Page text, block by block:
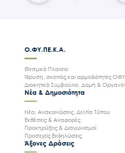
Ο.ΦΥ.ΠΕ.Κ.Α.
Θεσμικό Πλαισιο
Ίδρυση, σκοπός και αρμοδιότητες
Διοικητικό Συμβούλιο, Δομή &
Νέα & Δημοσιότητα
Νέα, Ανακοινώσεις, Δελτία Τύπου
Εκθέσεις & Αναφορές
Προκηρύξεις & Διαγωνισμοί
Προσεχείς Εκδηλώσεις
Άξονες Δράσεις